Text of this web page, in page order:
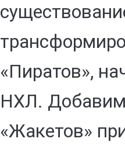
«Пиратов»,
НХЛ.
«Жакетов»